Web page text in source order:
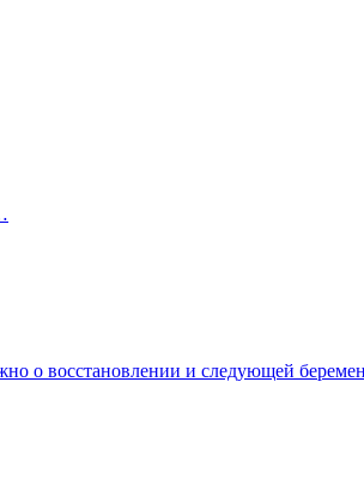
о восстановлении и следующей